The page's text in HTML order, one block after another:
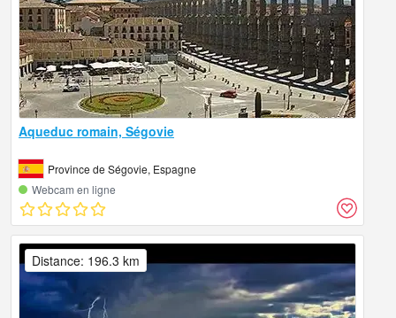
Aqueduc romain, Ségovie
Province de Ségovie, Espagne
Webcam en ligne
Distance: 196.3 km